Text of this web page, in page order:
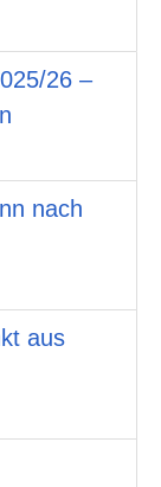
26 –
nach
aus